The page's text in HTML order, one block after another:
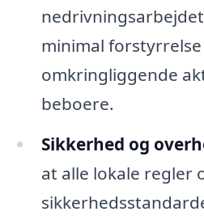
minimal
omkringliggende
beboere.
Sikkerhed og
at alle lokale regler